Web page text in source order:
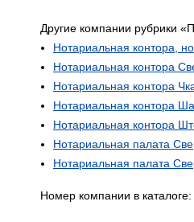
Другие компании рубрики
Нотариальная контора,
Нотариальная контора
Нотариальная контора
Нотариальная контора
Нотариальная контора
Нотариальная палата
Нотариальная палата
Номер компании в каталоге: